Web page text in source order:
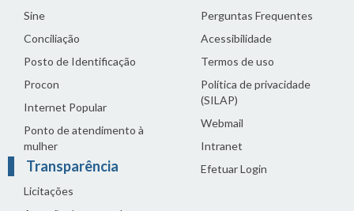
Sine
Conciliação
Posto de Identificação
Procon
Internet Popular
Ponto de atendimento à
mulher
Transparência
Licitações
Perguntas Frequentes
Acessibilidade
Termos de uso
Política de privacidade
(SILAP)
Webmail
Intranet
Efetuar Login